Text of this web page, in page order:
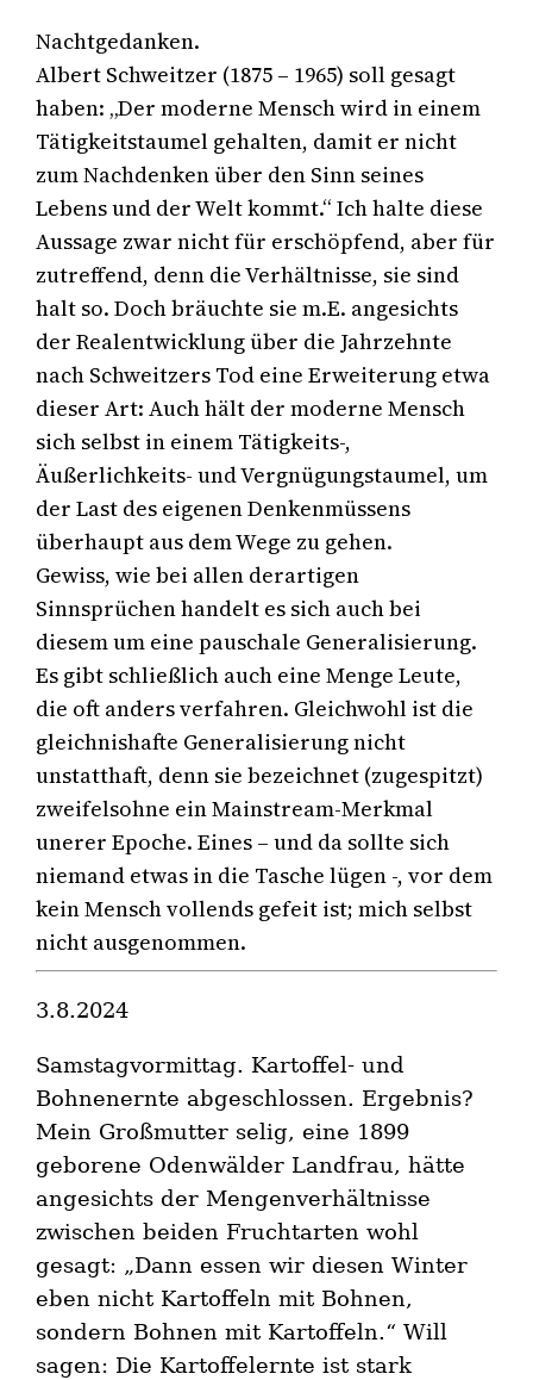
Nachtgedanken.
Albert Schweitzer (1875 – 1965) soll gesagt
haben: „Der moderne Mensch wird in einem
Tätigkeitstaumel gehalten, damit er nicht
zum Nachdenken über den Sinn seines
Lebens und der Welt kommt.“ Ich halte diese
Aussage zwar nicht für erschöpfend, aber für
zutreffend, denn die Verhältnisse, sie sind
halt so. Doch bräuchte sie m.E. angesichts
der Realentwicklung über die Jahrzehnte
nach Schweitzers Tod eine Erweiterung etwa
dieser Art: Auch hält der moderne Mensch
sich selbst in einem Tätigkeits-,
Äußerlichkeits- und Vergnügungstaumel, um
der Last des eigenen Denkenmüssens
überhaupt aus dem Wege zu gehen.
Gewiss, wie bei allen derartigen
Sinnsprüchen handelt es sich auch bei
diesem um eine pauschale Generalisierung.
Es gibt schließlich auch eine Menge Leute,
die oft anders verfahren. Gleichwohl ist die
gleichnishafte Generalisierung nicht
unstatthaft, denn sie bezeichnet (zugespitzt)
zweifelsohne ein Mainstream-Merkmal
unerer Epoche. Eines – und da sollte sich
niemand etwas in die Tasche lügen -, vor dem
kein Mensch vollends gefeit ist; mich selbst
nicht ausgenommen.
3.8.2024
Samstagvormittag. Kartoffel- und
Bohnenernte abgeschlossen. Ergebnis?
Mein Großmutter selig, eine 1899
geborene Odenwälder Landfrau, hätte
angesichts der Mengenverhältnisse
zwischen beiden Fruchtarten wohl
gesagt: „Dann essen wir diesen Winter
eben nicht Kartoffeln mit Bohnen,
sondern Bohnen mit Kartoffeln.“ Will
sagen: Die Kartoffelernte ist stark